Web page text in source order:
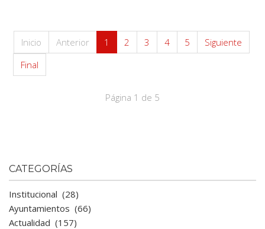
Inicio Anterior 1 2 3 4 5
Siguiente
Final
Página 1 de 5
CATEGORÍAS
Institucional (28)
Ayuntamientos (66)
Actualidad (157)